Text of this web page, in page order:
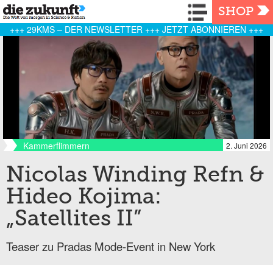
Navigation
SHOP
+++ 29KMS – DER NEWSLETTER +++ JETZT ABONNIEREN +++
Kammerflimmern 2. Juni 2026
Nicolas Winding Refn &
Hideo Kojima:
„Satellites II”
Teaser zu Pradas Mode-Event in New York